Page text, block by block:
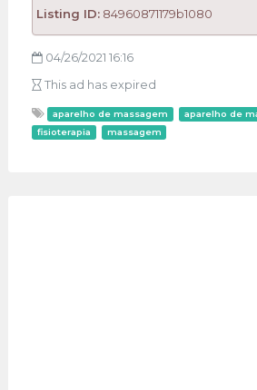
Listing ID: 84960871179b1080
04/26/2021 16:16
This ad has expired
aparelho de massagem
aparelho de
fisioterapia
massagem